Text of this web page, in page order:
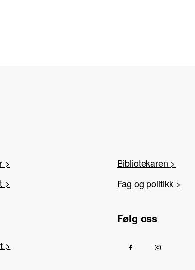
>
>
>
Bibliotekaren >
Fag og politikk >
Følg oss